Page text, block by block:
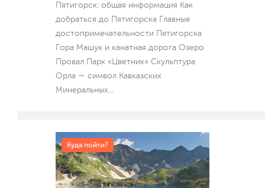
Пятигорск: общая информация Как
добраться до Пятигорска Главные
достопримечательности Пятигорска
Гора Машук и канатная дорога Озеро
Провал Парк «Цветник» Скульптура
Орла — символ Кавказских
Минеральных...
Куда пойти?